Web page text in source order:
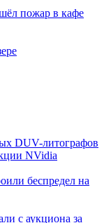
пожар в кафе
DUV-литографов
NVidia
беспредел на
с аукциона за